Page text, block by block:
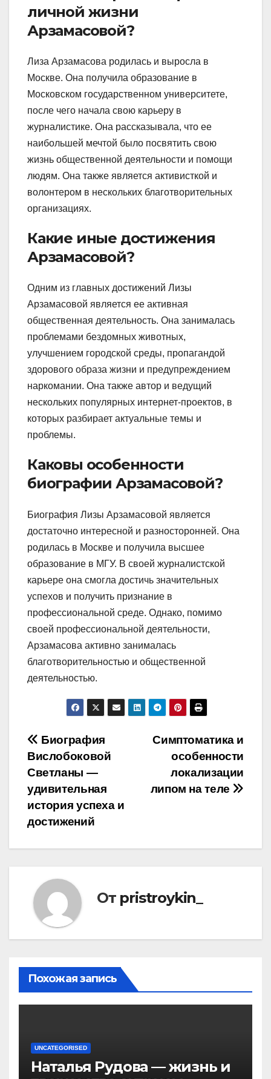
личной жизни
Арзамасовой?
Лиза Арзамасова родилась и выросла в
Москве. Она получила образование в
Московском государственном университете,
после чего начала свою карьеру в
журналистике. Она рассказывала, что ее
наибольшей мечтой было посвятить свою
жизнь общественной деятельности и помощи
людям. Она также является активисткой и
волонтером в нескольких благотворительных
организациях.
Какие иные достижения
Арзамасовой?
Одним из главных достижений Лизы
Арзамасовой является ее активная
общественная деятельность. Она занималась
проблемами бездомных животных,
улучшением городской среды, пропагандой
здорового образа жизни и предупреждением
наркомании. Она также автор и ведущий
нескольких популярных интернет-проектов, в
которых разбирает актуальные темы и
проблемы.
Каковы особенности
биографии Арзамасовой?
Биография Лизы Арзамасовой является
достаточно интересной и разносторонней. Она
родилась в Москве и получила высшее
образование в МГУ. В своей журналистской
карьере она смогла достичь значительных
успехов и получить признание в
профессиональной среде. Однако, помимо
своей профессиональной деятельности,
Арзамасова активно занималась
благотворительностью и общественной
деятельностью.
Навигация
по
записям
Симптоматика и
особенности
локализации
липом на теле
Биография
Вислобоковой
Светланы —
удивительная
история успеха и
достижений
От pristroykin_
Похожая запись
UNCATEGORISED
Наталья Рудова — жизнь и